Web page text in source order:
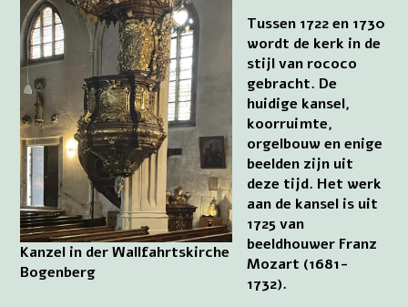
Kanzel in der Wallfahrtskirche
Bogenberg
Tussen 1722 en 1730
wordt de kerk in de
stijl van rococo
gebracht. De
huidige kansel,
koorruimte,
orgelbouw en enige
beelden zijn uit
deze tijd. Het werk
aan de kansel is uit
1725 van
beeldhouwer Franz
Mozart (1681-
1732).